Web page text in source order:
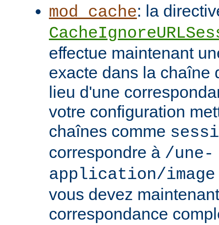
mod_cache: la
effectue maintenant
exacte dans la chaîne
lieu d'une
votre configuration
chaînes comme
correspondre à /une-
application/
vous devez
correspondance